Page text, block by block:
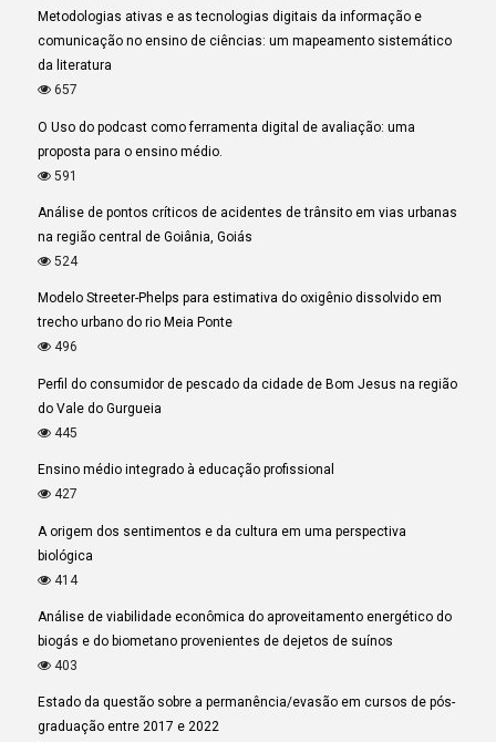
Metodologias ativas e as tecnologias digitais da informação e
comunicação no ensino de ciências: um mapeamento sistemático
da literatura
657
O Uso do podcast como ferramenta digital de avaliação: uma
proposta para o ensino médio.
591
Análise de pontos críticos de acidentes de trânsito em vias urbanas
na região central de Goiânia, Goiás
524
Modelo Streeter-Phelps para estimativa do oxigênio dissolvido em
trecho urbano do rio Meia Ponte
496
Perfil do consumidor de pescado da cidade de Bom Jesus na região
do Vale do Gurgueia
445
Ensino médio integrado à educação profissional
427
A origem dos sentimentos e da cultura em uma perspectiva
biológica
414
Análise de viabilidade econômica do aproveitamento energético do
biogás e do biometano provenientes de dejetos de suínos
403
Estado da questão sobre a permanência/evasão em cursos de pós-
graduação entre 2017 e 2022